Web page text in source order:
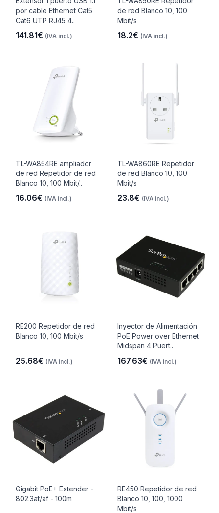
por cable Ethernet Cat5
Cat6 UTP RJ45 4..
141.81€ (IVA incl.)
de red Blanco 10, 100
Mbit/s
18.2€ (IVA incl.)
TL-WA854RE ampliador
de red Repetidor de red
Blanco 10, 100 Mbit/..
16.06€ (IVA incl.)
TL-WA860RE Repetidor
de red Blanco 10, 100
Mbit/s
23.8€ (IVA incl.)
RE200 Repetidor de red
Blanco 10, 100 Mbit/s
25.68€ (IVA incl.)
Inyector de Alimentación
PoE Power over Ethernet
Midspan 4 Puert..
167.63€ (IVA incl.)
Gigabit PoE+ Extender -
802.3at/af - 100m
RE450 Repetidor de red
Blanco 10, 100, 1000
Mbit/s